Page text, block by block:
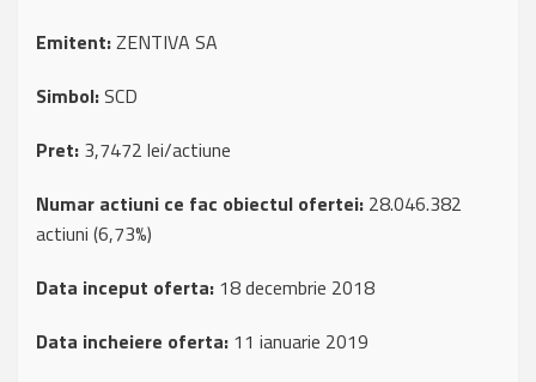
Emitent:ZENTIVA SA
Simbol:SCD
Pret: 3,7472 lei/actiune
Numar actiuni ce fac obiectul ofertei: 28.046.382
actiuni (6,73%)
Data inceput oferta: 18 decembrie 2018
Data incheiere oferta: 11 ianuarie 2019